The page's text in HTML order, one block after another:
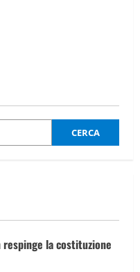
CERCA
respinge la costituzione